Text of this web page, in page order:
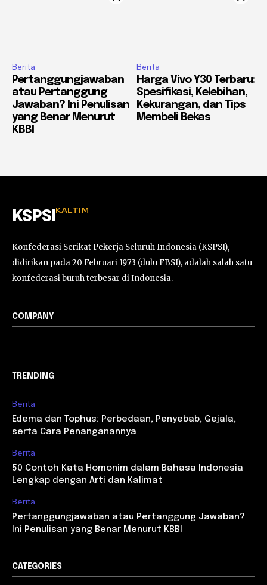
Berita
Pertanggungjawaban
atau Pertanggung
Jawaban? Ini Penulisan
yang Benar Menurut
KBBI
Berita
Harga Vivo Y30 Terbaru:
Spesifikasi, Kelebihan,
Kekurangan, dan Tips
Membeli Bekas
KSPSI KALTIM
Konfederasi Serikat Pekerja Seluruh Indonesia (KSPSI),
didirikan pada 20 Februari 1973 (dulu FBSI), adalah salah satu
konfederasi buruh terbesar di Indonesia.
COMPANY
TRENDING
Berita
Edema dan Tophus: Perbedaan, Penyebab, Gejala,
serta Cara Penanganannya
Berita
50 Contoh Kata Homonim dalam Bahasa Indonesia
Lengkap dengan Arti dan Kalimat
Berita
Pertanggungjawaban atau Pertanggung Jawaban?
Ini Penulisan yang Benar Menurut KBBI
CATEGORIES